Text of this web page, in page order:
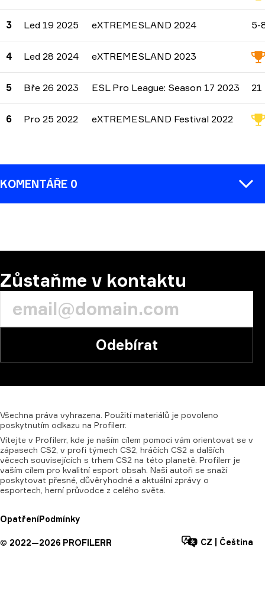
3 Led 19 2025 eXTREMESLAND 2024 5-
4 Led 28 2024 eXTREMESLAND 2023
5 Bře 26 2023 ESL Pro League: Season 17 2023 21
6 Pro 25 2022 eXTREMESLAND Festival 2022
KOMENTÁŘE 0
Zůstaňme v kontaktu
Odebírat
Všechna práva vyhrazena. Použití materiálů je povoleno
poskytnutím odkazu na Profilerr.
Vítejte v Profilerr, kde je naším cílem pomoci vám orientovat se v
zápasech CS2, v profi týmech CS2, hráčích CS2 a dalších
věcech souvisejících s trhem CS2 na této planetě. Profilerr je
vaším cílem pro kvalitní esport obsah. Naši autoři se snaží
poskytovat přesné, důvěryhodné a aktuální zprávy o
esportech, herní průvodce z celého světa.
OpatřeníPodmínky
© 2022—2026 PROFILERR CZ Čeština